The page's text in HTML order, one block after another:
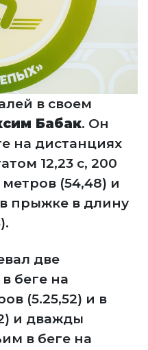
в своем
Бабак. Он
на дистанциях
12,23 с, 200
(54,48) и
прыжке в длину
две
беге на
(5.25,52) и в
и дважды
в беге на